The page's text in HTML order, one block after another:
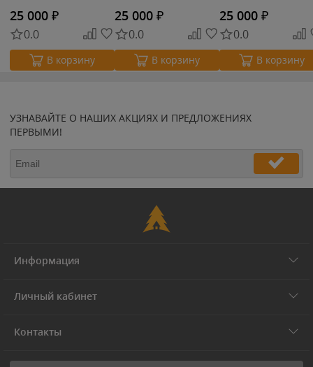
25 000 ₽
0.0
В корзину
25 000 ₽
0.0
В корзину
25 000 ₽
0.0
В корзину
УЗНАВАЙТЕ О НАШИХ АКЦИЯХ И ПРЕДЛОЖЕНИЯХ
ПЕРВЫМИ!
Информация
Личный кабинет
Контакты